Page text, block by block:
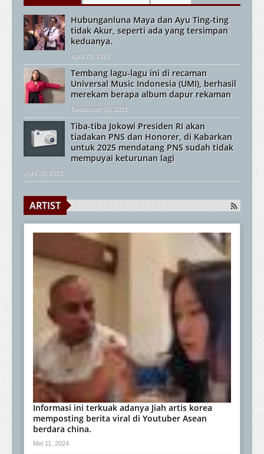
Hubunganluna Maya dan Ayu Ting-ting
tidak Akur, seperti ada yang tersimpan
keduanya.
April 22, 2021
Tembang lagu-lagu ini di recaman
Universal Music Indonesia (UMI), berhasil
merekam berapa album dapur rekaman
Desember 19, 2021
Tiba-tiba Jokowi Presiden RI akan
tiadakan PNS dan Honorer, di Kabarkan
untuk 2025 mendatang PNS sudah tidak
mempuyai keturunan lagi
April 30, 2022
ARTIST
Informasi ini terkuak adanya Jiah artis korea
memposting berita viral di Youtuber Asean
berdara china.
Mei 11, 2024